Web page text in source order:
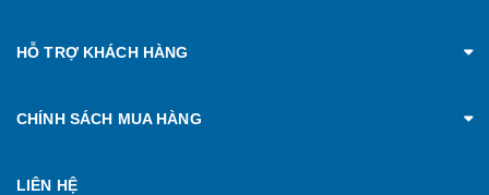
HỖ TRỢ KHÁCH HÀNG
CHÍNH SÁCH MUA HÀNG
LIÊN HỆ